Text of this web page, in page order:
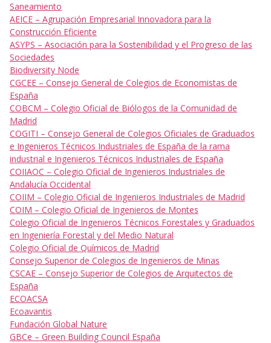
Saneamiento
AEICE – Agrupación Empresarial Innovadora para la
Construcción Eficiente
ASYPS – Asociación para la Sostenibilidad y el Progreso de las
Sociedades
Biodiversity Node
CGCEE – Consejo General de Colegios de Economistas de
España
COBCM – Colegio Oficial de Biólogos de la Comunidad de
Madrid
COGITI – Consejo General de Colegios Oficiales de Graduados
e Ingenieros Técnicos Industriales de España de la rama
industrial e Ingenieros Técnicos Industriales de España
COIIAOC – Colegio Oficial de Ingenieros Industriales de
Andalucía Occidental
COIIM – Colegio Oficial de Ingenieros Industriales de Madrid
COIM – Colegio Oficial de Ingenieros de Montes
Colegio Oficial de Ingenieros Técnicos Forestales y Graduados
en Ingeniería Forestal y del Medio Natural
Colegio Oficial de Químicos de Madrid
Consejo Superior de Colegios de Ingenieros de Minas
CSCAE – Consejo Superior de Colegios de Arquitectos de
España
ECOACSA
Ecoavantis
Fundación Global Nature
GBCe – Green Building Council España